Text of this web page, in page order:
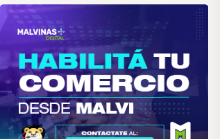
malvinas